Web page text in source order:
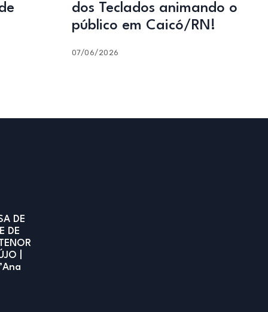
dos Teclados animando o
público em Caicó/RN!
07/06/2026
DE
DE
|